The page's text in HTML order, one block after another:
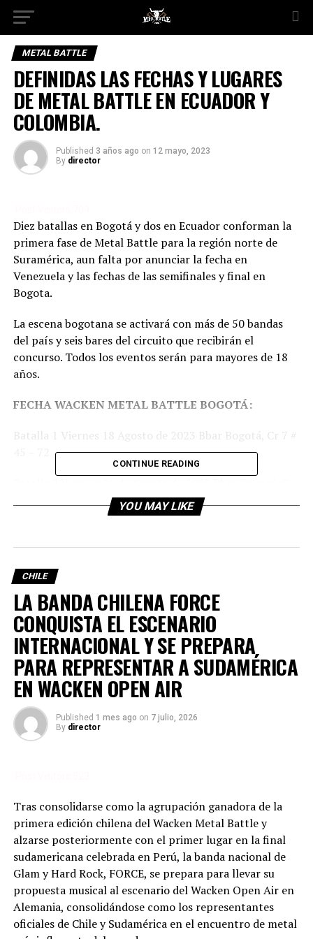
METAL BATTLE
DEFINIDAS LAS FECHAS Y LUGARES
DE METAL BATTLE EN ECUADOR Y
COLOMBIA.
Published 3 años ago on 12 mayo, 2023
By director
Diez batallas en Bogotá y dos en Ecuador conforman la
primera fase de Metal Battle para la región norte de
Suramérica, aun falta por anunciar la fecha en
Venezuela y las fechas de las semifinales y final en
Bogota.
La escena bogotana se activará con más de 50 bandas
del país y seis bares del circuito que recibirán el
concurso. Todos los eventos serán para mayores de 18
años.
FECHA WACKEN METAL BATTLE BOGOTÁ:
Batalla 1 Viernes 18 Agosto de 2023 Bbar Bogotá, Cr 7 #
Calle 6sur # 71d – 42 tercer piso
Batalla 4 Viernes 8 de Septiembre de 2023 Bbar Bogotá,
Cr 7 # 45- 72
Batalla 5 Viernes 22 de Septiembre de 2023, Jersey Bar
Bogotá Calle 6sur # 71D – 54 segundo piso
Batalla 6 Sábado 23 de Septiembre de 2023, The Grange
Bogotá, Calle 64 # 13 – 66 piso 2
Batalla 7 Viernes 29 de Septiembre de 2023, Bbar
Bogotá Cr 7 # 45 – 72
Batalla 9 Viernes 6 de Octubre, Bbar Bogotá Cr 7 N 45 –
72
Batalla 10 Sábado 7 de Octubre, Matisse Bar Bogotá
Calle 21 # 100 – 38 Fontibón
Quito será el anfitrión de las dos batallas en Ecuador en
donde 12 agrupaciones competirán por llegar a la gran
CONTINUE READING
YOU MAY LIKE
CHILE
LA BANDA CHILENA FORCE
CONQUISTA EL ESCENARIO
INTERNACIONAL Y SE PREPARA
PARA REPRESENTAR A SUDAMÉRICA
EN WACKEN OPEN AIR
Published 1 mes ago on 7 julio, 2026
By director
Tras consolidarse como la agrupación ganadora de la
primera edición chilena del Wacken Metal Battle y
alzarse posteriormente con el primer lugar en la final
sudamericana celebrada en Perú, la banda nacional de
Glam y Hard Rock, FORCE, se prepara para llevar su
propuesta musical al escenario del Wacken Open Air en
Alemania, consolidándose como los representantes
oficiales de Chile y Sudamérica en el encuentro de metal